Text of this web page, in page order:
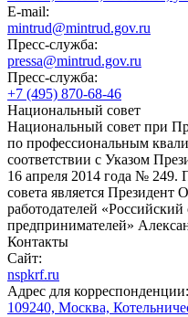
E-mail:
mintrud@mintrud.gov.ru
Пресс-служба:
pressa@mintrud.gov.ru
Пресс-служба:
+7 (495) 870-68-46
Национальный совет
Национальный совет при
по профессиональным
соответствии с Указом
16 апреля 2014 года № 249.
совета является Президент
работодателей
предпринимателей»
Контакты
Сайт:
nspkrf.ru
Адрес для корреспонденции:
109240, Москва,